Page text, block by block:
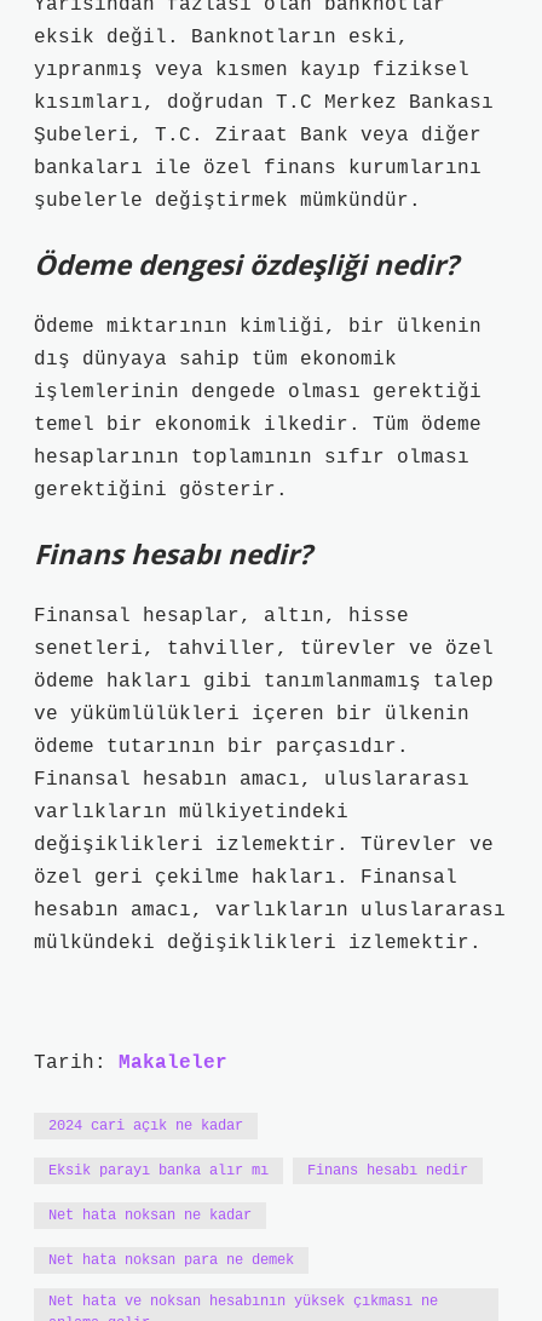
Yarısından fazlası olan banknotlar
eksik değil. Banknotların eski,
yıpranmış veya kısmen kayıp fiziksel
kısımları, doğrudan T.C Merkez Bankası
Şubeleri, T.C. Ziraat Bank veya diğer
bankaları ile özel finans kurumlarını
şubelerle değiştirmek mümkündür.
Ödeme dengesi özdeşliği nedir?
Ödeme miktarının kimliği, bir ülkenin
dış dünyaya sahip tüm ekonomik
işlemlerinin dengede olması gerektiği
temel bir ekonomik ilkedir. Tüm ödeme
hesaplarının toplamının sıfır olması
gerektiğini gösterir.
Finans hesabı nedir?
Finansal hesaplar, altın, hisse
senetleri, tahviller, türevler ve özel
ödeme hakları gibi tanımlanmamış talep
ve yükümlülükleri içeren bir ülkenin
ödeme tutarının bir parçasıdır.
Finansal hesabın amacı, uluslararası
varlıkların mülkiyetindeki
değişiklikleri izlemektir. Türevler ve
özel geri çekilme hakları. Finansal
hesabın amacı, varlıkların uluslararası
mülkündeki değişiklikleri izlemektir.
Tarih: Makaleler
2024 cari açık ne kadar
Eksik parayı banka alır mı Finans hesabı nedir
Net hata noksan ne kadar
Net hata noksan para ne demek
Net hata ve noksan hesabının yüksek çıkması ne